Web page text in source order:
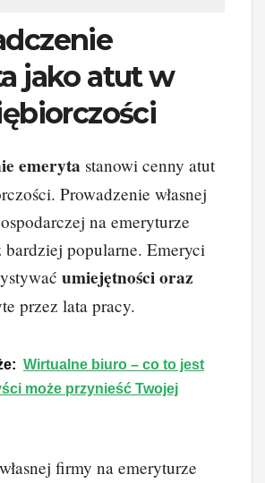
jako atut w
emeryta stanowi cenny atut
Prowadzenie własnej
na emeryturze
bardziej popularne. Emeryci
umiejętności oraz
przez lata pracy.
Wirtualne biuro – co to jest
może przynieść Twojej
firmy na emeryturze